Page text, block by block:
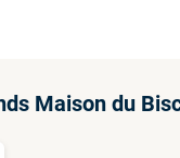
Maison du